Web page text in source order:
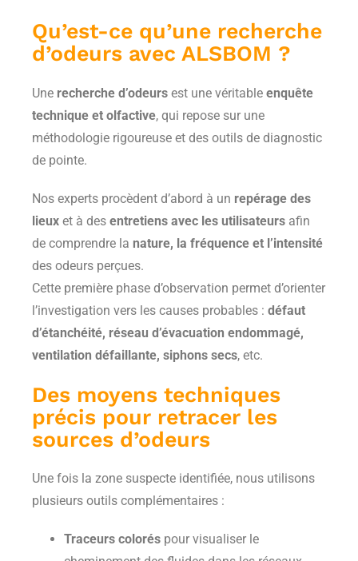
Qu’est-ce qu’une recherche
d’odeurs avec ALSBOM ?
Une recherche d’odeurs est une véritable enquête
technique et olfactive, qui repose sur une
méthodologie rigoureuse et des outils de diagnostic
de pointe.
Nos experts procèdent d’abord à un repérage des
lieux et à des entretiens avec les utilisateurs afin
de comprendre la nature, la fréquence et l’intensité
des odeurs perçues.
Cette première phase d’observation permet d’orienter
l’investigation vers les causes probables : défaut
d’étanchéité, réseau d’évacuation endommagé,
ventilation défaillante, siphons secs, etc.
Des moyens techniques
précis pour retracer les
sources d’odeurs
Une fois la zone suspecte identifiée, nous utilisons
plusieurs outils complémentaires :
Traceurs colorés pour visualiser le